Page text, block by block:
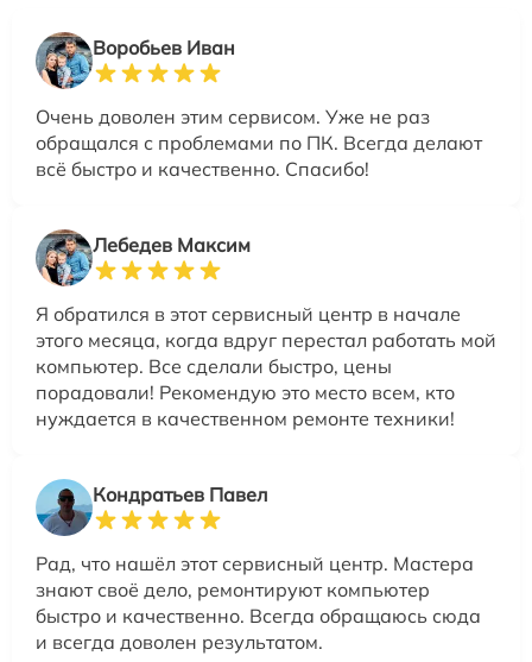
Воробьев Иван
Очень доволен этим сервисом. Уже не раз
обращался с проблемами по ПК. Всегда делают
всё быстро и качественно. Спасибо!
Лебедев Максим
Я обратился в этот сервисный центр в начале
этого месяца, когда вдруг перестал работать мой
компьютер. Все сделали быстро, цены
порадовали! Рекомендую это место всем, кто
нуждается в качественном ремонте техники!
Кондратьев Павел
Рад, что нашёл этот сервисный центр. Мастера
знают своё дело, ремонтируют компьютер
быстро и качественно. Всегда обращаюсь сюда
и всегда доволен результатом.